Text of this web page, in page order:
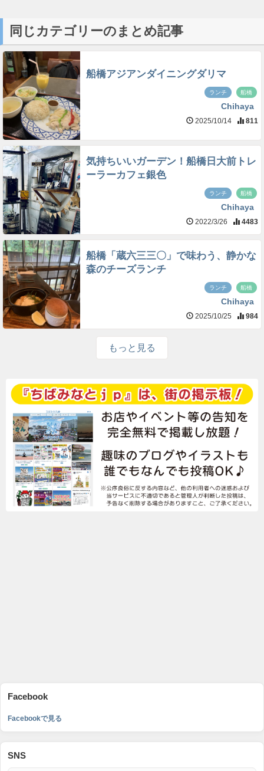
同じカテゴリーのまとめ記事
船橋アジアンダイニングダリマ
ランチ 船橋
Chihaya
2025/10/14 811
気持ちいいガーデン！船橋日大前トレ
ーラーカフェ銀色
ランチ 船橋
Chihaya
2022/3/26 4483
船橋「蔵六三三〇」で味わう、静かな
森のチーズランチ
ランチ 船橋
Chihaya
2025/10/25 984
もっと見る
Facebook
Facebookで見る
SNS